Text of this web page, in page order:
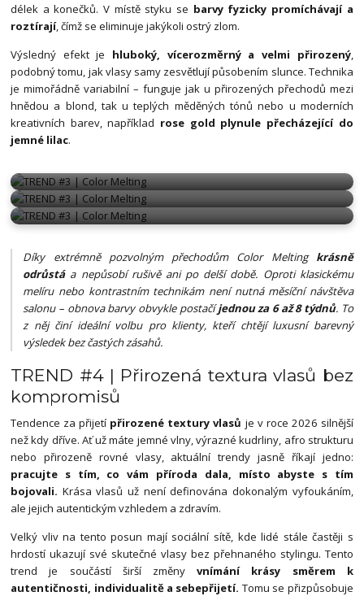
délek a konečků. V místě styku se barvy fyzicky promíchávají a
roztírají, čímž se eliminuje jakýkoli ostrý zlom.
Výsledný efekt je hluboký, vícerozměrný a velmi přirozený,
podobný tomu, jak vlasy samy zesvětlují působením slunce. Technika
je mimořádně variabilní – funguje jak u přirozených přechodů mezi
hnědou a blond, tak u teplých měděných tónů nebo u moderních
kreativních barev, například rose gold plynule přecházející do
jemné lilac.
COLOR MELTING
COLOR MELTING
Díky extrémně pozvolným přechodům Color Melting krásně
odrůstáa nepůsobí rušivě ani po delší době. Oproti klasickému
melíru nebo kontrastním technikám není nutná měsíční návštěva
salonu – obnova barvy obvykle postačíjednou za 6 až 8 týdnů. To
z něj činí ideální volbu pro klienty, kteří chtějí luxusní barevný
výsledek bez častých zásahů.
TREND #4 | Přirozená textura vlasů bez
kompromisů
Tendence za přijetí přirozené textury vlasů je v roce 2026 silnější
než kdy dříve. Ať už máte jemné vlny, výrazné kudrliny, afro strukturu
nebo přirozeně rovné vlasy, aktuální trendy jasně říkají jedno:
pracujte s tím, co vám příroda dala, místo abyste s tím
bojovali. Krása vlasů už není definována dokonalým vyfoukáním,
ale jejich autentickým vzhledem a zdravím.
Velký vliv na tento posun mají sociální sítě, kde lidé stále častěji s
hrdostí ukazují své skutečné vlasy bez přehnaného stylingu. Tento
trend je součástí širší změnyvnímání krásy směrem k
autentičnosti, individualitě a sebepřijetí. Tomu se přizpůsobuje